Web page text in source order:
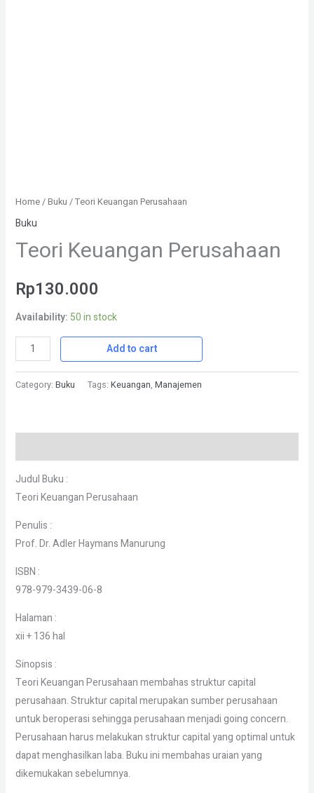
Home/Buku / Teori Keuangan Perusahaan
Buku
Teori Keuangan Perusahaan
Rp130.000
Availability: 50 in stock
Add to cart
Category: Buku Tags: Keuangan, Manajemen
Judul Buku :
Teori Keuangan Perusahaan
Penulis :
Prof. Dr. Adler Haymans Manurung
ISBN :
978-979-3439-06-8
Halaman :
xii + 136 hal
Sinopsis :
Teori Keuangan Perusahaan membahas struktur capital
perusahaan. Struktur capital merupakan sumber perusahaan
untuk beroperasi sehingga perusahaan menjadi going concern.
Perusahaan harus melakukan struktur capital yang optimal untuk
dapat menghasilkan laba. Buku ini membahas uraian yang
dikemukakan sebelumnya.